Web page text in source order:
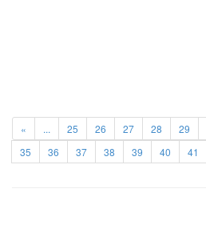
« ... 25 26 27 28 29
35
36 37 38 39 40 41